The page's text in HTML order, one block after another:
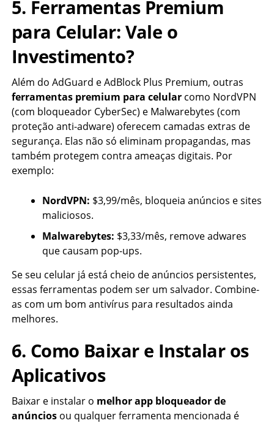
5. Ferramentas Premium
para Celular: Vale o
Investimento?
Além do AdGuard e AdBlock Plus Premium, outras
ferramentas premium para celularcomo NordVPN
(com bloqueador CyberSec) e Malwarebytes (com
proteção anti-adware) oferecem camadas extras de
segurança. Elas não só eliminam propagandas, mas
também protegem contra ameaças digitais. Por
exemplo:
NordVPN: $3,99/mês, bloqueia anúncios e sites
maliciosos.
Malwarebytes: $3,33/mês, remove adwares
que causam pop-ups.
Se seu celular já está cheio de anúncios persistentes,
essas ferramentas podem ser um salvador. Combine-
as com um bom antivírus para resultados ainda
melhores.
6. Como Baixar e Instalar os
Aplicativos
Baixar e instalar o melhor app bloqueador de
anúnciosou qualquer ferramenta mencionada é